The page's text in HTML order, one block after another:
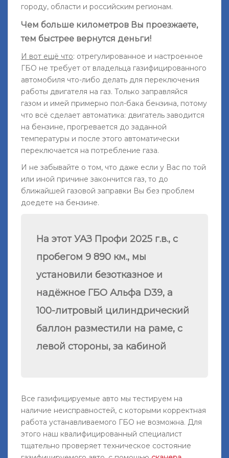
городу, области и российским регионам.
Чем больше километров Вы проезжаете,
тем быстрее вернутся деньги!
И вот ещё что: отрегулированное и настроенное
ГБО не требует от владельца газифицированного
автомобиля что-либо делать для переключения
работы двигателя на газ. Только заправляйся
газом и имей примерно пол-бака бензина, потому
что всё сделает автоматика: двигатель заводится
на бензине, прогревается до заданной
температуры и после этого автоматически
переключается на потребление газа.
И не забывайте о том, что даже если у Вас по той
или иной причине закончится газ, то до
ближайшей газовой заправки Вы без проблем
доедете на бензине.
На этот УАЗ Профи 2025 г.в., с
пробегом 9 890 км., мы
установили безотказное и
надёжное ГБО Альфа D39, а
100-литровый цилиндрический
баллон разместили на раме, с
левой стороны, за кабиной
Все газифицируемые авто мы тестируем на
наличие неисправностей, с которыми корректная
работа устанавливаемого ГБО не возможна. Для
этого наш квалифицированный специалист
тщательно проверяет техническое состояние